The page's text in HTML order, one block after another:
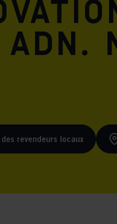
revendeurs locaux